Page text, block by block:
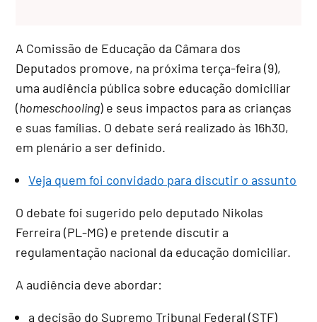
A Comissão de Educação da Câmara dos
Deputados promove, na próxima terça-feira (9),
uma audiência pública sobre educação domiciliar
(homeschooling) e seus impactos para as crianças
e suas famílias. O debate será realizado às 16h30,
em plenário a ser definido.
Veja quem foi convidado para discutir o assunto
O debate foi sugerido pelo deputado Nikolas
Ferreira (PL-MG) e pretende discutir a
regulamentação nacional da educação domiciliar.
A audiência deve abordar:
a decisão do Supremo Tribunal Federal (STF)